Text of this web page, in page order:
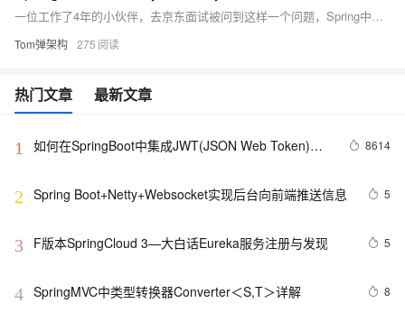
一位工作了4年的小伙伴，去京东面试被问到这样一个问题，Spring中的BeanFactory和FactoryBean有什么区别？因为没有看过源码，当时就感觉这是一个文字游戏，感觉没什么区别？ 那今天，我就给大家来聊清楚。另外，往期面试题解析中配套的文档我已经准备好，想获得的可以在我的煮叶简介中找到。好了，我们先来看BeanFactory。
Tom弹架构 275
热门文章 最新文章
1
如何在SpringBoot中集成JWT(JSON Web Token)鉴
8614
2 Spring Boot+Netty+Websocket实现后台向前端推送信息 5
3 F版本SpringCloud 3—大白话Eureka服务注册与发现 5
4 SpringMVC中类型转换器Converter＜S,T＞详解 8